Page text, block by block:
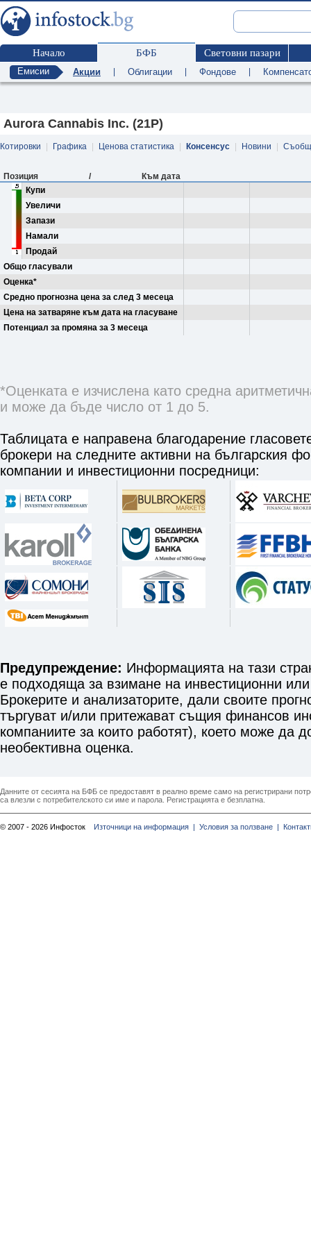
Начало БФБ Световни пазари
Емисии Акции Облигации Фондове
Aurora Cannabis Inc. (21P)
Котировки Графика Ценова статистика Консенсус Новини
Към дата
Позиция
/
Купи
Увеличи
Запази
Намали
Продай
Общо гласували
Оценка*
Средно прогнозна цена за след 3 месеца
Цена на затваряне към дата на гласуване
Потенциал за промяна за 3 месеца
*Оценката е изчислена като средна
и може да бъде число от 1 до 5.
Таблицата е направена благодарение
брокери на следните активни на българския
компании и инвестиционни посредници:
Предупреждение: Информацията на тази
е подходяща за взимане на инвестиционни
Брокерите и анализаторите, дали своите
търгуват и/или притежават същия финансов
компаниите за които работят), което може да
необективна оценка.
Данните от сесията на БФБ се предоставят в реално време само на регистрирани
са влезли с потребителското си име и парола. Регистрацията е безплатна.
© 2007 - 2026 Инфосток Източници на информация | Условия за ползване |